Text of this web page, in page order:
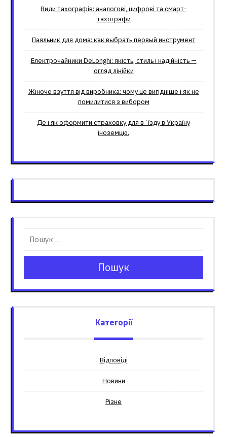
Види тахографів: аналогові, цифрові та смарт-
тахографи
Паяльник для дома: как выбрать первый инструмент
Електрочайники DeLonghi: якість, стиль і надійність —
огляд лінійки
Жіноче взуття від виробника: чому це вигідніше і як не
помилитися з вибором
Де і як оформити страховку для вʼїзду в Україну
іноземцю.
Пошук
Категорії
Відповіді
Новини
Різне